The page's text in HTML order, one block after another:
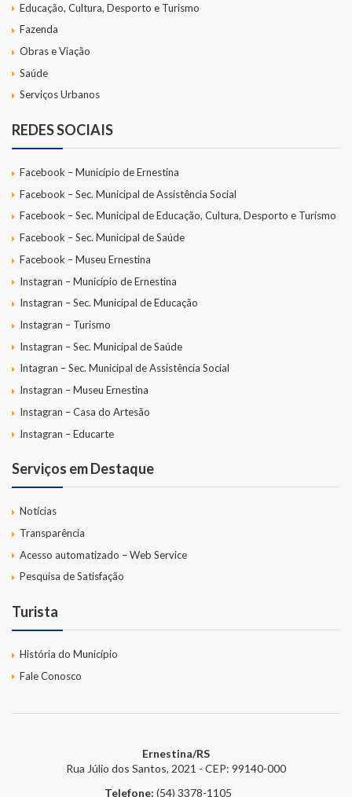
Educação, Cultura, Desporto e Turismo
Fazenda
Obras e Viação
Saúde
Serviços Urbanos
REDES SOCIAIS
Facebook – Município de Ernestina
Facebook – Sec. Municipal de Assistência Social
Facebook – Sec. Municipal de Educação, Cultura, Desporto e Turismo
Facebook – Sec. Municipal de Saúde
Facebook – Museu Ernestina
Instagran – Município de Ernestina
Instagran – Sec. Municipal de Educação
Instagran – Turismo
Instagran – Sec. Municipal de Saúde
Intagran – Sec. Municipal de Assistência Social
Instagran – Museu Ernestina
Instagran – Casa do Artesão
Instagran – Educarte
Serviços em Destaque
Notícias
Transparência
Acesso automatizado – Web Service
Pesquisa de Satisfação
Turista
História do Município
Fale Conosco
Ernestina/RS
Rua Júlio dos Santos, 2021 - CEP: 99140-000
Telefone: (54) 3378-1105